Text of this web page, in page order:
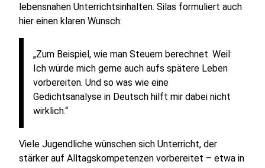
lebensnahen Unterrichtsinhalten. Silas formuliert auch
hier einen klaren Wunsch:
„Zum Beispiel, wie man Steuern berechnet. Weil:
Ich würde mich gerne auch aufs spätere Leben
vorbereiten. Und so was wie eine
Gedichtsanalyse in Deutsch hilft mir dabei nicht
wirklich.“
Viele Jugendliche wünschen sich Unterricht, der
stärker auf Alltagskompetenzen vorbereitet – etwa in